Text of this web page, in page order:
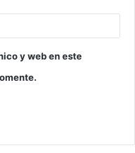
y web en este